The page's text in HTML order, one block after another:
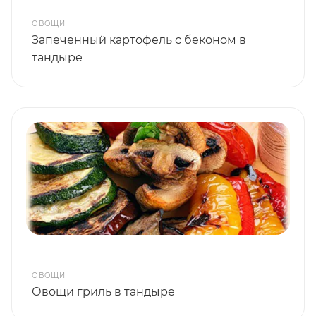
ОВОЩИ
Запеченный картофель с беконом в
тандыре
ОВОЩИ
Овощи гриль в тандыре